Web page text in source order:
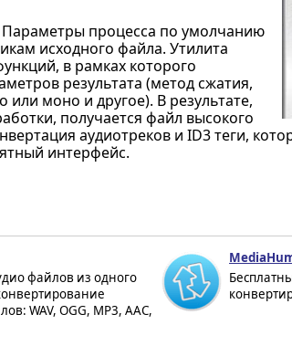
Параметры процесса по умолчанию
исходного файла. Утилита
в рамках которого
результата (метод сжатия,
или моно и другое). В результате,
получается файл высокого
аудиотреков и ID3 теги,
интерфейс.
файлов из одного
WAV, OGG, MP3, AAC,